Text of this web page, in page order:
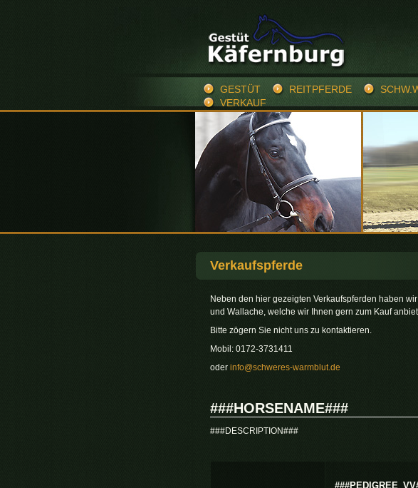
GESTÜT REITPFERDE
VERKAUF
Verkaufspferde
Neben den hier gezeigten Verkaufspferden haben
und Wallache, welche wir Ihnen gern zum Kauf
Bitte zögern Sie nicht uns zu kontaktieren.
Mobil: 0172-3731411
oder info@schweres-warmblut.de
###HORSENAME###
###DESCRIPTION###